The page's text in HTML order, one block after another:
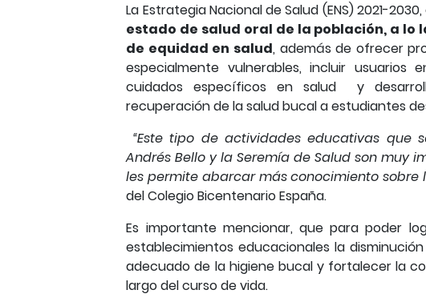
La Estrategia Nacional de Salud (ENS) 2021-
estado de salud oral de la población, a lo
de equidad en salud, además de ofrecer
especialmente vulnerables, incluir usuarios
cuidados específicos en salud y
recuperación de la salud bucal a estudiantes
“Este tipo de actividades educativas que
Andrés Bello y la Seremía de Salud son muy
les permite abarcar más conocimiento sobre
del Colegio Bicentenario España.
Es importante mencionar, que para poder
establecimientos educacionales la
adecuado de la higiene bucal y fortalecer la
largo del curso de vida.